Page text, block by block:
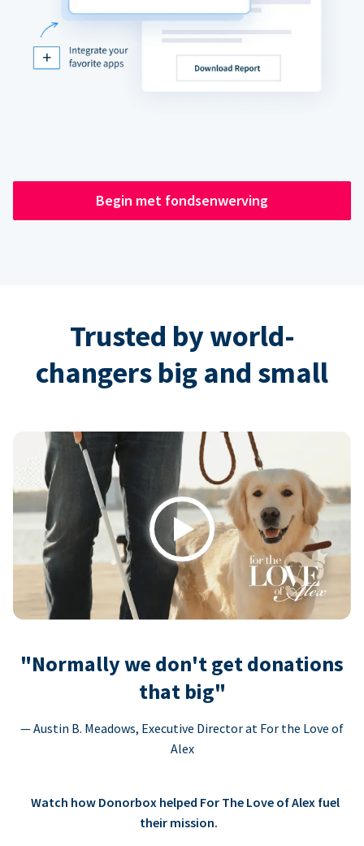
Begin met fondsenwerving
Trusted by world-
changers big and small
Play
"Normally we don't get donations
that big"
— Austin B. Meadows, Executive Director at For the Love of
Alex
Watch how Donorbox helped For The Love of Alex fuel
their mission.